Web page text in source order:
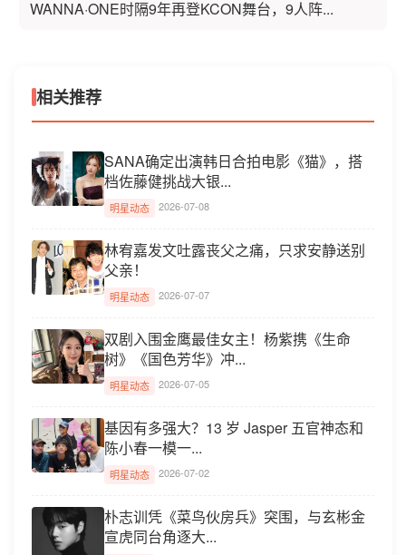
WANNA·ONE时隔9年再登KCON舞台，9人阵...
相关推荐
SANA确定出演韩日合拍电影《猫》，搭
档佐藤健挑战大银...
明星动态 2026-07-08
林宥嘉发文吐露丧父之痛，只求安静送别
父亲！
明星动态 2026-07-07
双剧入围金鹰最佳女主！杨紫携《生命
树》《国色芳华》冲...
明星动态 2026-07-05
基因有多强大？13 岁 Jasper 五官神态和
陈小春一模一...
明星动态 2026-07-02
朴志训凭《菜鸟伙房兵》突围，与玄彬金
宣虎同台角逐大...